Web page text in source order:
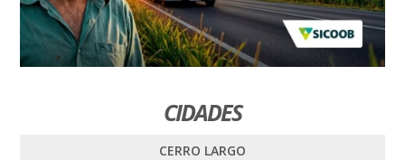
CIDADES
CERRO LARGO